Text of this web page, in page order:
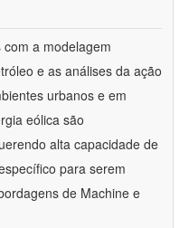
a modelagem
e as análises da ação
urbanos e em
eólica são
alta capacidade de
para serem
de Machine e